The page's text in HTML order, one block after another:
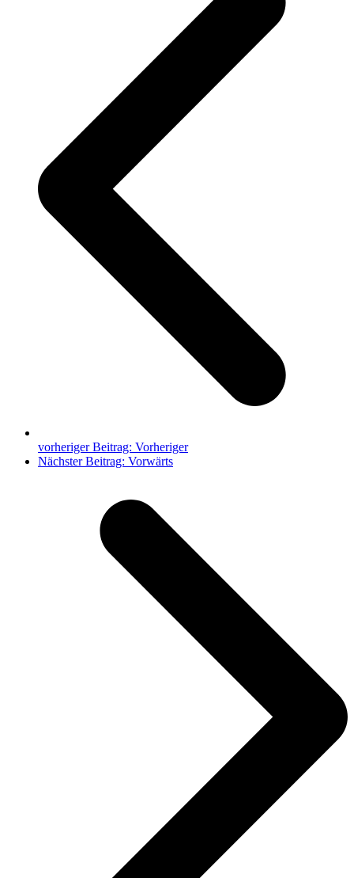
vorheriger Beitrag: Vorheriger
Nächster Beitrag: Vorwärts